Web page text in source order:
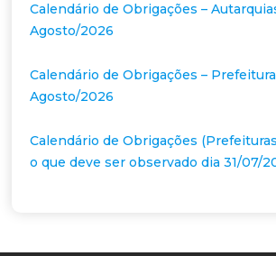
Calendário de Obrigações –
Agosto/2026
Calendário de Obrigações –
Agosto/2026
Calendário de Obrigações
o que deve ser observado dia 31/07/